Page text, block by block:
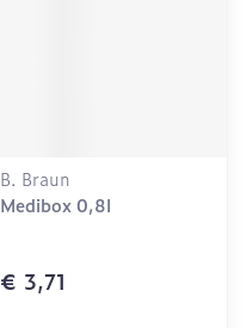
B. Braun
Medibox 0,8l
€ 3,71